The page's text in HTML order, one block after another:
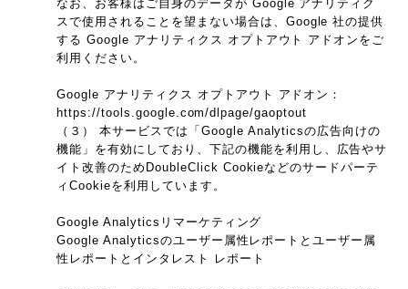
なお、お客様はご自身のデータが Google アナリティク
スで使用されることを望まない場合は、Google 社の提供
する Google アナリティクス オプトアウト アドオンをご
利用ください。
Google アナリティクス オプトアウト アドオン：
https://tools.google.com/dlpage/gaoptout
（３） 本サービスでは「Google Analyticsの広告向けの
機能」を有効にしており、下記の機能を利用し、広告やサ
イト改善のためDoubleClick Cookieなどのサードパーテ
ィCookieを利用しています。
Google Analyticsリマーケティング
Google Analyticsのユーザー属性レポートとユーザー属
性レポートとインタレスト レポート